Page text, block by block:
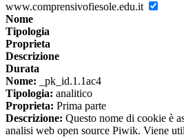
www.comprensivofiesole.edu.it
Nome
Tipologia
Proprieta
Descrizione
Durata
Nome: _pk_id.1.1ac4
Tipologia: analitico
Proprieta: Prima parte
Descrizione: Questo nome di cookie è
analisi web open source Piwik. Viene